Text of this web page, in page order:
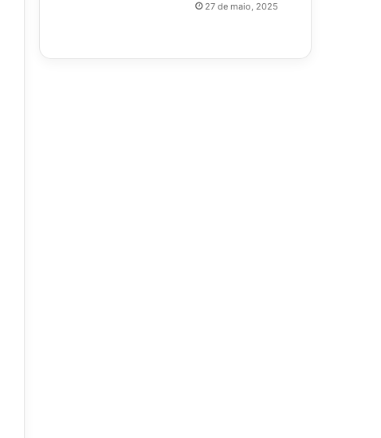
27 de maio, 2025